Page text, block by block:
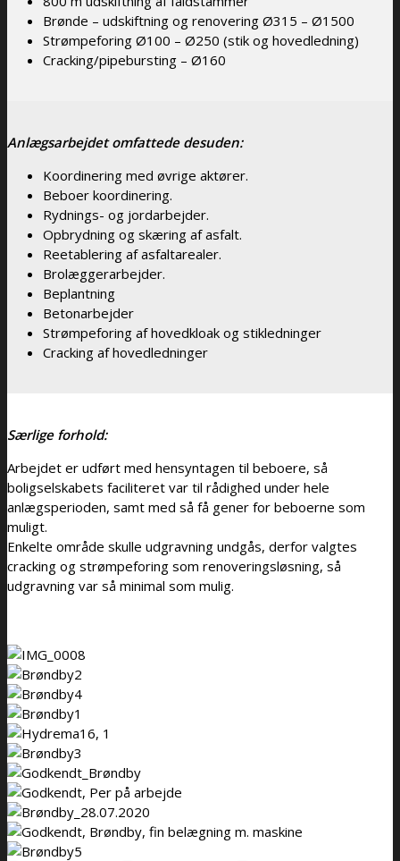
Brønde – udskiftning og renovering Ø315 – Ø1500
Strømpeforing Ø100 – Ø250 (stik og hovedledning)
Cracking/pipebursting – Ø160
Anlægsarbejdet omfattede desuden:
Koordinering med øvrige aktører.
Beboer koordinering.
Rydnings- og jordarbejder.
Opbrydning og skæring af asfalt.
Reetablering af asfaltarealer.
Brolæggerarbejder.
Beplantning
Betonarbejder
Strømpeforing af hovedkloak og stikledninger
Cracking af hovedledninger
Særlige forhold:
Arbejdet er udført med hensyntagen til beboere, så
boligselskabets faciliteret var til rådighed under hele
anlægsperioden, samt med så få gener for beboerne som
muligt.
Enkelte område skulle udgravning undgås, derfor valgtes
cracking og strømpeforing som renoveringsløsning, så
udgravning var så minimal som mulig.